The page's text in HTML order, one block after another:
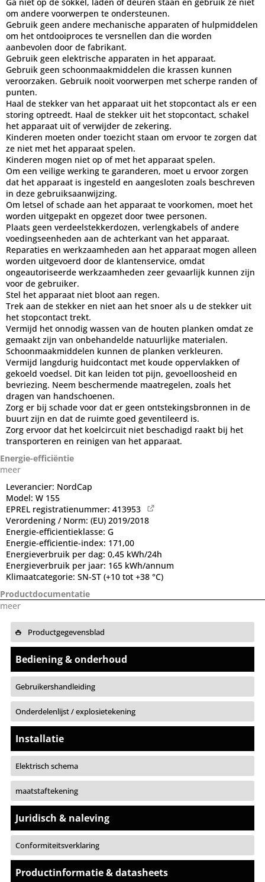
om andere voorwerpen te ondersteunen.
Gebruik geen andere mechanische apparaten of hulpmiddelen
om het ontdooiproces te versnellen dan die worden
aanbevolen door de fabrikant.
Gebruik geen elektrische apparaten in het apparaat.
Gebruik geen schoonmaakmiddelen die krassen kunnen
veroorzaken. Gebruik nooit voorwerpen met scherpe randen of
punten.
Haal de stekker van het apparaat uit het stopcontact als er een
storing optreedt. Haal de stekker uit het stopcontact, schakel
het apparaat uit of verwijder de zekering.
Kinderen moeten onder toezicht staan om ervoor te zorgen dat
ze niet met het apparaat spelen.
Kinderen mogen niet op of met het apparaat spelen.
Om een veilige werking te garanderen, moet u ervoor zorgen
dat het apparaat is ingesteld en aangesloten zoals beschreven
in deze gebruiksaanwijzing.
Om letsel of schade aan het apparaat te voorkomen, moet het
worden uitgepakt en opgezet door twee personen.
Plaats geen verdeelstekkerdozen, verlengkabels of andere
voedingseenheden aan de achterkant van het apparaat.
Reparaties en werkzaamheden aan het apparaat mogen alleen
worden uitgevoerd door de klantenservice, omdat
ongeautoriseerde werkzaamheden zeer gevaarlijk kunnen zijn
voor de gebruiker.
Stel het apparaat niet bloot aan regen.
Trek aan de stekker en niet aan het snoer als u de stekker uit
het stopcontact trekt.
Vermijd het onnodig wassen van de houten planken omdat ze
gemaakt zijn van onbehandelde natuurlijke materialen.
Schoonmaakmiddelen kunnen de planken verkleuren.
Vermijd langdurig huidcontact met koude oppervlakken of
gekoeld voedsel. Dit kan leiden tot pijn, gevoelloosheid en
bevriezing. Neem beschermende maatregelen, zoals het
dragen van handschoenen.
Zorg er bij schade voor dat er geen ontstekingsbronnen in de
buurt zijn en dat de ruimte goed geventileerd is.
Zorg ervoor dat het koelcircuit niet beschadigd raakt bij het
transporteren en reinigen van het apparaat.
Energie-efficiëntie
meer
Leverancier: NordCap
Model: W 155
EPREL registratienummer: 413953
Verordening / Norm: (EU) 2019/2018
Energie-efficientieklasse: G
Energie-efficientie-index: 171,00
Energieverbruik per dag: 0,45 kWh/24h
Energieverbruik per jaar: 165 kWh/annum
Klimaatcategorie: SN-ST (+10 tot +38 °C)
Productdocumentatie
meer
Productgegevensblad
Bediening & onderhoud
Gebruikershandleiding
Onderdelenlijst / explosietekening
Installatie
Elektrisch schema
maatstaftekening
Juridisch & naleving
Conformiteitsverklaring
Productinformatie & datasheets